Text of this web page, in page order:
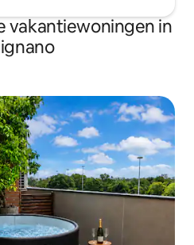
vakantiewoningen in